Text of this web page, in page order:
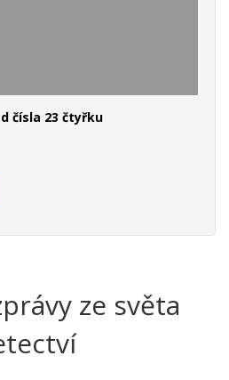
čísla 23 čtyřku
ze světa